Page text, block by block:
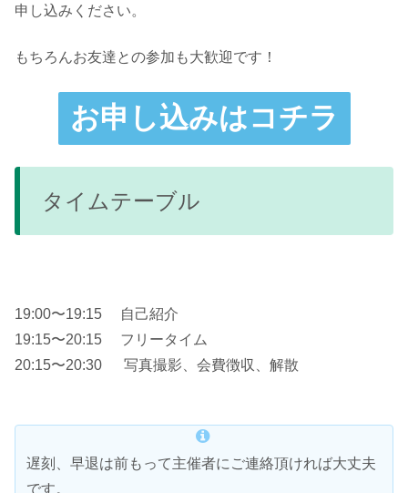
申し込みください。
もちろんお友達との参加も大歓迎です！
お申し込みはコチラ
タイムテーブル
19:00〜19:15 自己紹介
19:15〜20:15 フリータイム
20:15〜20:30 写真撮影、会費徴収、解散
遅刻、早退は前もって主催者にご連絡頂ければ大丈夫
です。